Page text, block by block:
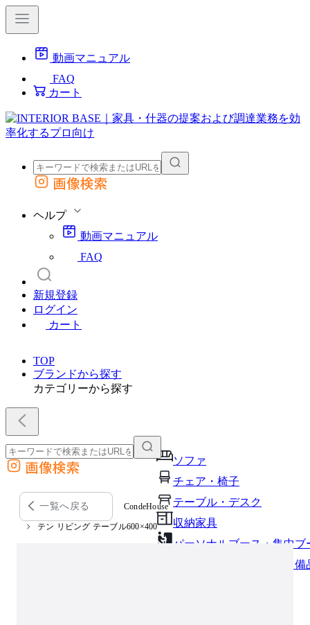
動画マニュアル
FAQ
カート
外部サイトの商品をカートに追加
画像検索
ヘルプ
動画マニュアル
FAQ
新規登録
ログイン
カート
TOP
ブランドから探す
カテゴリーから探す
ソファ
チェア・椅子
テーブル・デスク
収納家具
パーソナルブース・集中ブ
オフィスアクセサリー・備
外部サイトの商品をカートに追加
他のサイトで見つけた商品ページのURLを貼り付けて、カートに追加できます
画像検索
一覧へ戻る CondeHouse
テン リビング テーブル600×400